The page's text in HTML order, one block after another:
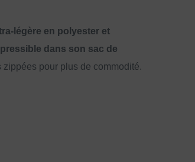
légère en polyester et
dans son sac de
pour plus de commodité.